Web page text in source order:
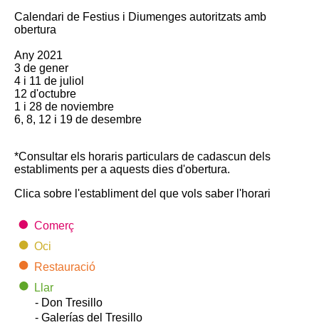
Calendari de Festius i Diumenges autoritzats amb
obertura
Any 2021
3 de gener
4 i 11 de juliol
12 d'octubre
1 i 28 de noviembre
6, 8, 12 i 19 de desembre
*Consultar els horaris particulars de cadascun dels
establiments per a aquests dies d'obertura.
Clica sobre l'establiment del que vols saber l'horari
Comerç
Oci
Restauració
Llar
- Don Tresillo
- Galerías del Tresillo